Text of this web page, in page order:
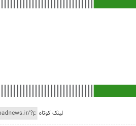
لینک کوتاه